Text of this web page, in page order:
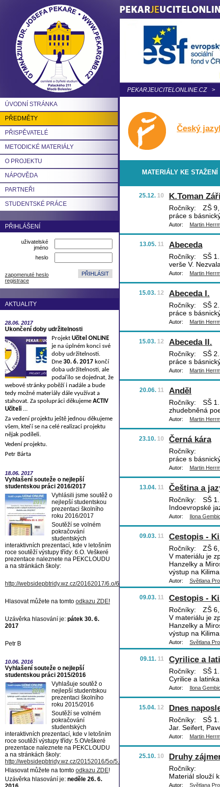
ÚVODNÍ STRÁNKA
PŘEDMĚTY
PŘISPĚVATELÉ
METODICKÉ MATERIÁLY
O PROJEKTU
NÁPOVĚDA
PARTNEŘI
STUDENTSKÉ PRÁCE
PŘIHLÁŠENÍ
uživatelské
jméno
heslo
zapomenuté heslo
registrace
AKTUALITY
28.06. 2017
Ukončení doby udržitelnosti
Projekt Učitel ONLINE
je na úplném konci své
doby udržitelnosti.
Dne 30. 6. 2017 končí
doba udržitelnosti, ale
podařilo se dojednat, že
webové stránky poběží i nadále a bude
tedy možné materiály dále využívat a
stahovat. Za spolupráci děkujeme ACTIV
Učiteli …
Za vedení projektu ještě jednou děkujeme
všem, kteří se na celé realizaci projektu
nějak podíleli.
Vedení projektu.
Petr Bárta
18.06. 2017
Vyhlašení souteže o nejlepší
studentskou práci 2016/2017
Vyhlásili jsme soutěž o
nejlepší studentskou
prezentaci školního
roku 2016/2017
Soutěží se volném
pokračování
studentských
interaktivních prezentací, kde v letošním
roce soutěží výstupy třídy: 6.O. Veškeré
prezentace naleznete na PEKCLOUDU
a na stránkách školy:
http://websidepbtridy.wz.cz/20162017/6.o/6.o.htm
Hlasovat můžete na tomto odkazu ZDE!
Uzávěrka hlasování je: pátek 30. 6.
2017
Petr B
10.06. 2016
Vyhlašení souteže o nejlepší
studentskou práci 2015/2016
Vyhlašuje soutěž o
nejlepší studentskou
prezentaci školního
roku 2015/2016
Soutěží se volném
pokračování
studentských
interaktivních prezentací, kde v letošním
roce soutěží výstupy třídy: 5.OVeškeré
prezentace naleznete na PEKCLOUDU
a na stránkách školy:
http://websidepbtridy.wz.cz/20152016/5o/5.o.htm
Hlasovat můžete na tomto odkazu ZDE!
Uzávěrka hlasování je: neděle 26. 6.
PEKARJEUCITELONLINE.CZ >
Český
MATERIÁLY KE STAŽENÍ
25.12. 10 K.Toman
Ročníky:
ZŠ
práce s
Autor: Martin
13.05. 11 Abeceda
Ročníky:
SŠ
verše V.
Autor: Martin
15.03. 12 Abeceda I.
Ročníky:
SŠ
práce s
Autor: Martin
15.03. 12 Abeceda II.
Ročníky:
SŠ
práce s
Autor: Martin
20.06. 11 Anděl
Ročníky:
SŠ
zhudebněná
Autor: Martin
23.10. 10 Černá kára
Ročníky:
práce s
Autor: Martin
13.04. 11 Čeština a
Ročníky:
SŠ
Indoevropské
Autor: Ilona
09.03. 11 Cestopis -
Ročníky:
ZŠ
V materiálu je
Hanzelky a
výstup na
Autor: Světlana
09.03. 11 Cestopis -
Ročníky:
ZŠ
V materiálu je
Hanzelky a
výstup na
Autor: Světlana
09.11. 11 Cyrilice a
Ročníky:
SŠ
Cyrilice a
Autor: Ilona
15.04. 12 Dnes
Ročníky:
SŠ
Jar. Seifert,
Autor: Martin
25.10. 10 Druhy
Ročníky:
Materiál slouží
Autor: Světlana